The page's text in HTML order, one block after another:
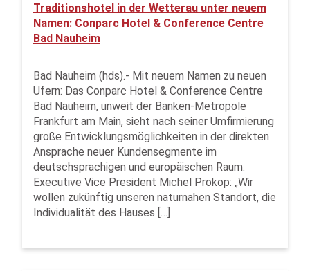
Traditionshotel in der Wetterau unter neuem
Namen: Conparc Hotel & Conference Centre
Bad Nauheim
Bad Nauheim (hds).- Mit neuem Namen zu neuen
Ufern: Das Conparc Hotel & Conference Centre
Bad Nauheim, unweit der Banken-Metropole
Frankfurt am Main, sieht nach seiner Umfirmierung
große Entwicklungsmöglichkeiten in der direkten
Ansprache neuer Kundensegmente im
deutschsprachigen und europäischen Raum.
Executive Vice President Michel Prokop: „Wir
wollen zukünftig unseren naturnahen Standort, die
Individualität des Hauses […]